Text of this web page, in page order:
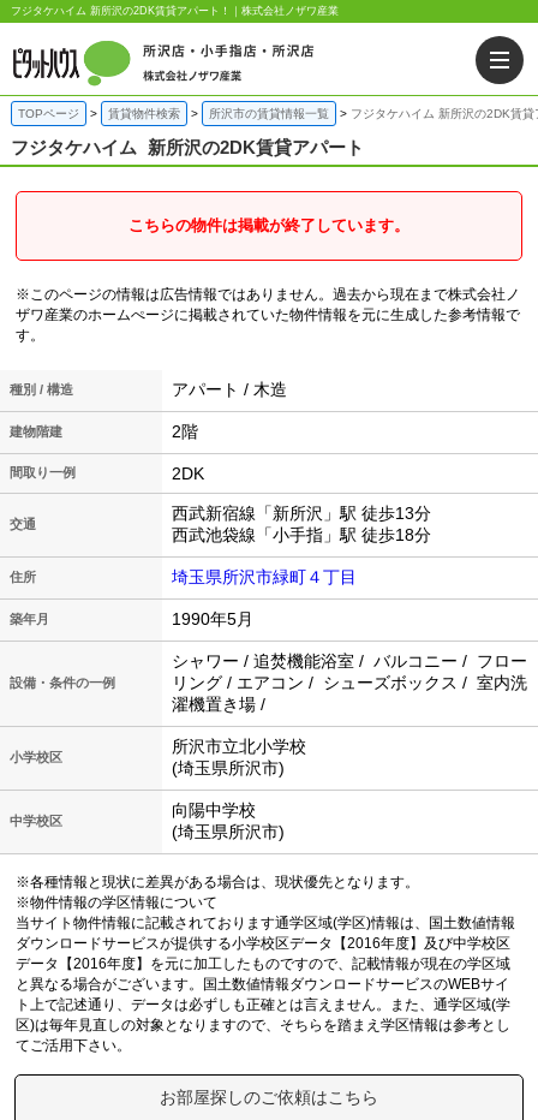
フジタケハイム 新所沢の2DK賃貸アパート！｜株式会社ノザワ産業
TOPページ 賃貸物件検索 所沢市の賃貸情報一覧 フジタケハイム 新所沢の2DK賃貸
フジタケハイム 新所沢の2DK賃貸アパート
こちらの物件は掲載が終了しています。
※このページの情報は広告情報ではありません。過去から現在まで株式会社ノ
ザワ産業のホームぺージに掲載されていた物件情報を元に生成した参考情報で
す。
種別 / 構造 アパート / 木造
建物階建 2階
間取り一例 2DK
交通
西武新宿線「新所沢」駅 徒歩13分
西武池袋線「小手指」駅 徒歩18分
住所 埼玉県所沢市緑町４丁目
築年月 1990年5月
設備・条件の一例
シャワー / 追焚機能浴室 / バルコニー / フロー
リング / エアコン / シューズボックス / 室内洗
濯機置き場 /
小学校区
所沢市立北小学校
(埼玉県所沢市)
中学校区
向陽中学校
(埼玉県所沢市)
※各種情報と現状に差異がある場合は、現状優先となります。
※物件情報の学区情報について
当サイト物件情報に記載されております通学区域(学区)情報は、国土数値情報
ダウンロードサービスが提供する小学校区データ【2016年度】及び中学校区
データ【2016年度】を元に加工したものですので、記載情報が現在の学区域
と異なる場合がございます。国土数値情報ダウンロードサービスのWEBサイ
ト上で記述通り、データは必ずしも正確とは言えません。また、通学区域(学
区)は毎年見直しの対象となりますので、そちらを踏まえ学区情報は参考とし
てご活用下さい。
お部屋探しのご依頼はこちら